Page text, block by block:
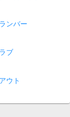
ンバー
ブ
ウト